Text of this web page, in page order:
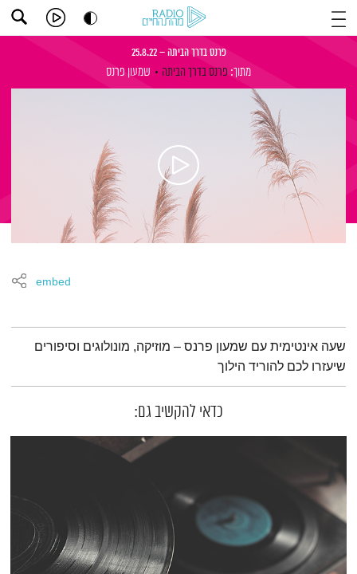
פרנס בדרך הביתה – 25.8.22
מתוך: פרנס בדרך הביתה שמעון פרנס
embed
תמצית הפודקאסט
שעה אינטימית עם שמעון פרנס – מוזיקה, מונולוגים וסיפורים
שיעזרו לכם להוריד הילוך
כדאי להקשיב גם: